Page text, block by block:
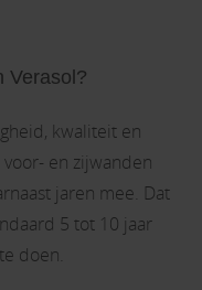
Verasol?
kwaliteit en
en zijwanden
jaren mee. Dat
5 tot 10 jaar
doen.